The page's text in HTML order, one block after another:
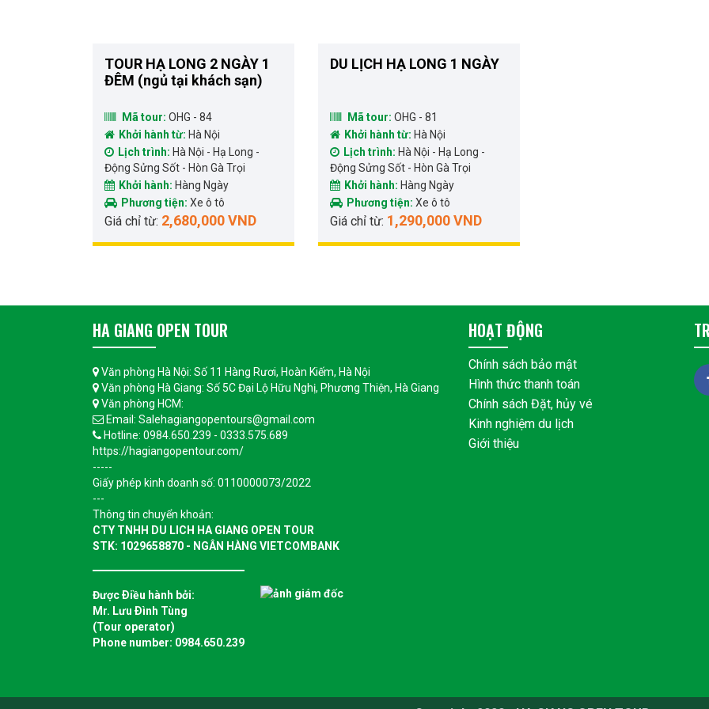
TOUR HẠ LONG 2 NGÀY 1
ĐÊM (ngủ tại khách sạn)
Mã tour: OHG - 84
Khởi hành từ: Hà Nội
Lịch trình: Hà Nội - Hạ Long -
Động Sửng Sốt - Hòn Gà Trọi
Khởi hành: Hàng Ngày
Phương tiện: Xe ô tô
Giá chỉ từ: 2,680,000 VND
DU LỊCH HẠ LONG 1 NGÀY
Mã tour: OHG - 81
Khởi hành từ: Hà Nội
Lịch trình: Hà Nội - Hạ Long -
Động Sửng Sốt - Hòn Gà Trọi
Khởi hành: Hàng Ngày
Phương tiện: Xe ô tô
Giá chỉ từ: 1,290,000 VND
HA GIANG OPEN TOUR
Văn phòng Hà Nội: Số 11 Hàng Rươi, Hoàn Kiếm, Hà Nội
Văn phòng Hà Giang: Số 5C Đại Lộ Hữu Nghị, Phương Thiện, Hà Giang
Văn phòng HCM:
Email: Salehagiangopentours@gmail.com
Hotline: 0984.650.239 - 0333.575.689
https://hagiangopentour.com/
-----
Giấy phép kinh doanh số: 0110000073/2022
---
Thông tin chuyển khoản:
CTY TNHH DU LICH HA GIANG OPEN TOUR
STK: 1029658870 - NGÂN HÀNG VIETCOMBANK
Được Ðiều hành bởi:
Mr. Lưu Ðình Tùng
(Tour operator)
Phone number: 0984.650.239
HOẠT ĐỘNG
Chính sách bảo mật
Hình thức thanh toán
Chính sách Đặt, hủy vé
Kinh nghiệm du lịch
Giới thiệu